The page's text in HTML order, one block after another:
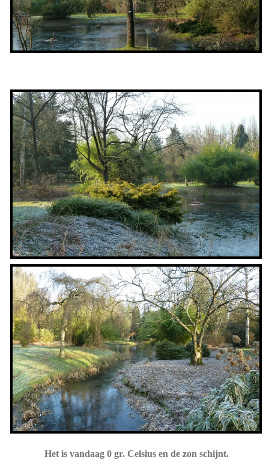
Het is vandaag 0 gr. Celsius en de zon schijnt.